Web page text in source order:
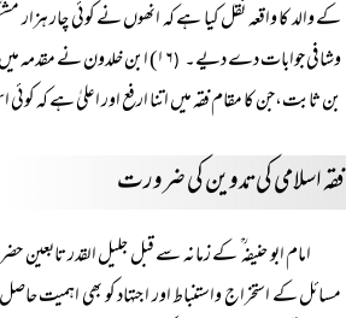
کے والد کا واقعہ نقل کیا ہے کہ انھوں نے کوئی چار
وشافی جوابات دے دیے۔ (۱۶) ابن خلدون نے مقدمہ میں امام صاحب کی اجتہادی بصیرت کوان الفاظ میں ہدیہ تحسین پیش کیا ہے
بن ثابت،جن کا مقام فقہ میں اتنا ارفع اور اعلیٰ ہے کہ کوئی
فقہ اسلامی کی تدوین کی ضرورت
امام ابو حنیفہ ؒ کے زمانہ سے قبل جلیل القدر
مسائل کے استخراج واستنباط اور اجتہاد کو بھی اہمیت